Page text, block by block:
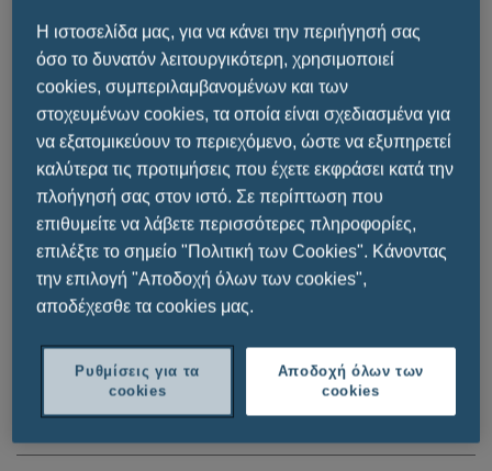
Μοιραστείτε το
Σημεία πώλησης
Η ιστοσελίδα μας, για να κάνει την περιήγησή σας
όσο το δυνατόν λειτουργικότερη, χρησιμοποιεί
cookies, συμπεριλαμβανομένων και των
στοχευμένων cookies, τα οποία είναι σχεδιασμένα για
να εξατομικεύουν το περιεχόμενο, ώστε να εξυπηρετεί
καλύτερα τις προτιμήσεις που έχετε εκφράσει κατά την
πλοήγησή σας στον ιστό. Σε περίπτωση που
επιθυμείτε να λάβετε περισσότερες πληροφορίες,
επιλέξτε το σημείο "Πολιτική των Cookies". Κάνοντας
την επιλογή "Αποδοχή όλων των cookies",
αποδέχεσθε τα cookies μας.
Αποδοχή όλων των
cookies
Ρυθμίσεις για τα
cookies